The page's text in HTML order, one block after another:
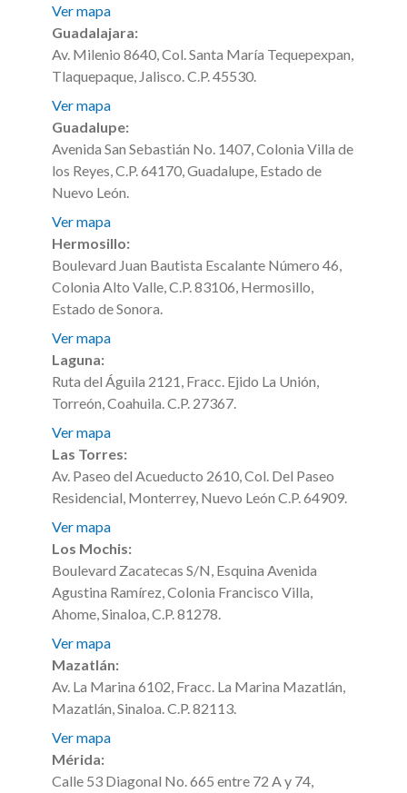
Ver mapa
Guadalajara:
Av. Milenio 8640, Col. Santa María Tequepexpan,
Tlaquepaque, Jalisco. C.P. 45530.
Ver mapa
Guadalupe:
Avenida San Sebastián No. 1407, Colonia Villa de
los Reyes, C.P. 64170, Guadalupe, Estado de
Nuevo León.
Ver mapa
Hermosillo:
Boulevard Juan Bautista Escalante Número 46,
Colonia Alto Valle, C.P. 83106, Hermosillo,
Estado de Sonora.
Ver mapa
Laguna:
Ruta del Águila 2121, Fracc. Ejido La Unión,
Torreón, Coahuila. C.P. 27367.
Ver mapa
Las Torres:
Av. Paseo del Acueducto 2610, Col. Del Paseo
Residencial, Monterrey, Nuevo León C.P. 64909.
Ver mapa
Los Mochis:
Boulevard Zacatecas S/N, Esquina Avenida
Agustina Ramírez, Colonia Francisco Villa,
Ahome, Sinaloa, C.P. 81278.
Ver mapa
Mazatlán:
Av. La Marina 6102, Fracc. La Marina Mazatlán,
Mazatlán, Sinaloa. C.P. 82113.
Ver mapa
Mérida:
Calle 53 Diagonal No. 665 entre 72 A y 74,